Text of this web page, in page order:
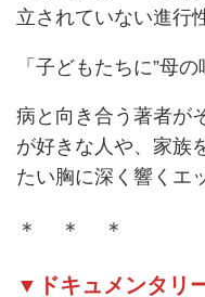
立されていない進行
「子どもたちに”母の
病と向き合う著者が
が好きな人や、家族
たい胸に深く響くエ
＊ ＊ ＊
▼ドキュメンタリ